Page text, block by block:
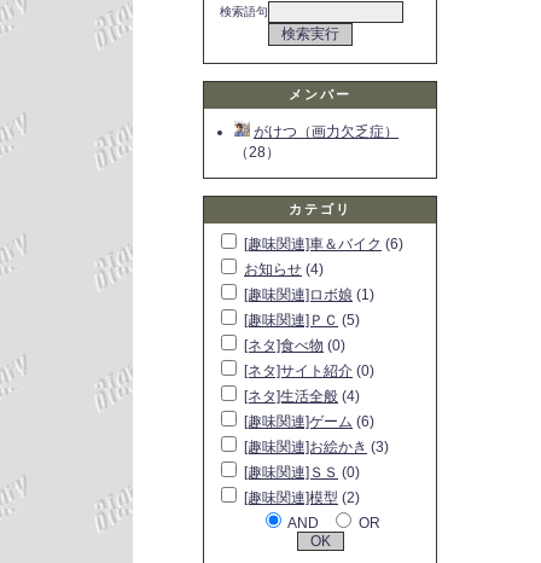
検索語句
メンバー
がけつ（画力欠乏症）
（28）
カテゴリ
[趣味関連]車＆バイク (6)
お知らせ (4)
[趣味関連]ロボ娘 (1)
[趣味関連]ＰＣ (5)
[ネタ]食べ物 (0)
[ネタ]サイト紹介 (0)
[ネタ]生活全般 (4)
[趣味関連]ゲーム (6)
[趣味関連]お絵かき (3)
[趣味関連]ＳＳ (0)
[趣味関連]模型 (2)
AND
OR